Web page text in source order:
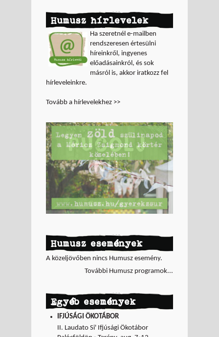
Humusz hírlevelek
Ha szeretnél e-mailben
rendszeresen értesülni
híreinkről, ingyenes
előadásainkról, és sok
másról is, akkor iratkozz fel
hírleveleinkre.
Tovább a hírlevelekhez >>
Humusz események
A közeljövőben nincs Humusz esemény.
További Humusz programok...
Egyéb események
IFJÚSÁGI ÖKOTÁBOR
II. Laudato Si' Ifjúsági Ökotábor